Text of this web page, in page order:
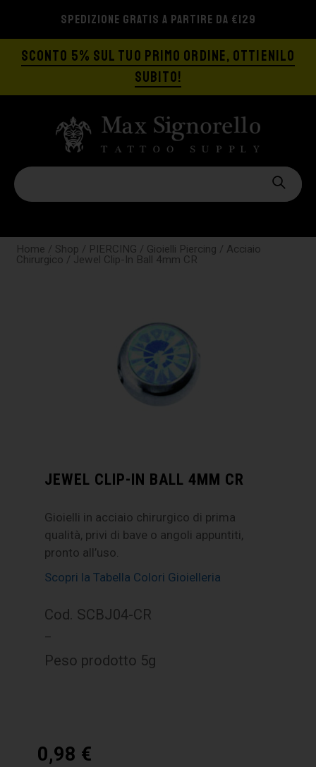
SPEDIZIONE GRATIS A PARTIRE DA €129
SCONTO 5% SUL TUO PRIMO ORDINE, OTTIENILO
SUBITO!
Home / Shop / PIERCING / Gioielli Piercing / Acciaio
Chirurgico / Jewel Clip-In Ball 4mm CR
JEWEL CLIP-IN BALL 4MM CR
Gioielli in acciaio chirurgico di prima
qualità, privi di bave o angoli appuntiti,
pronto all’uso.
Scopri la Tabella Colori Gioielleria
Cod. SCBJ04-CR
–
Peso prodotto 5g
0,98 €